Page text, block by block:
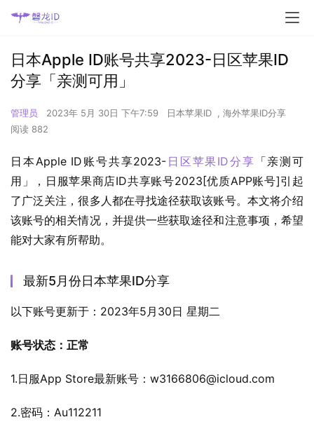
日本Apple ID账号共享2023-日区苹果ID
分享「亲测可用」
管理员 2023年 5月 30日 下午7:59 日本苹果ID
海外苹果ID分享
阅读 882
日本Apple ID账号共享2023- 日区苹果ID分享 「亲测可
用」，日服苹果商店ID共享账号2023[优质APP账号]引起
了广泛关注，很多人都在寻找途径获取该账号。本文将介绍
该账号的相关情况，并提供一些获取途径和注意事项，希望
能对大家有所帮助。
最新5月份日本苹果ID分享
以下账号更新于：2023年5月30日 星期二
账号状态：正常
1.日服App Store最新账号： w3166806@icloud.com
2.密码：Au112211